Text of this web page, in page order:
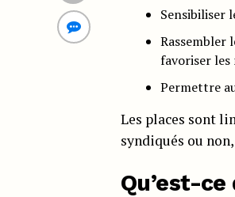
Sensibiliser
Rassembler
favoriser
Permettre
Les places sont
syndiqués ou
Qu’est-